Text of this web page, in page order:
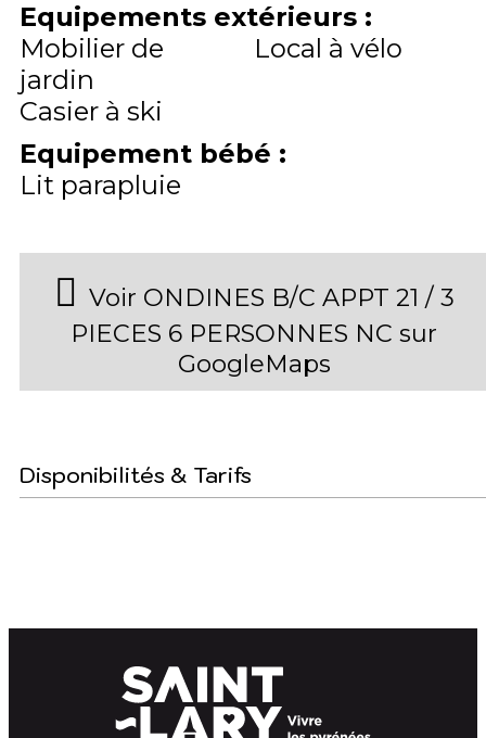
Equipements extérieurs :
Mobilier de
jardin
Local à vélo
Casier à ski
Equipement bébé :
Lit parapluie
Voir ONDINES B/C APPT 21 / 3
PIECES 6 PERSONNES NC sur
GoogleMaps
Disponibilités & Tarifs